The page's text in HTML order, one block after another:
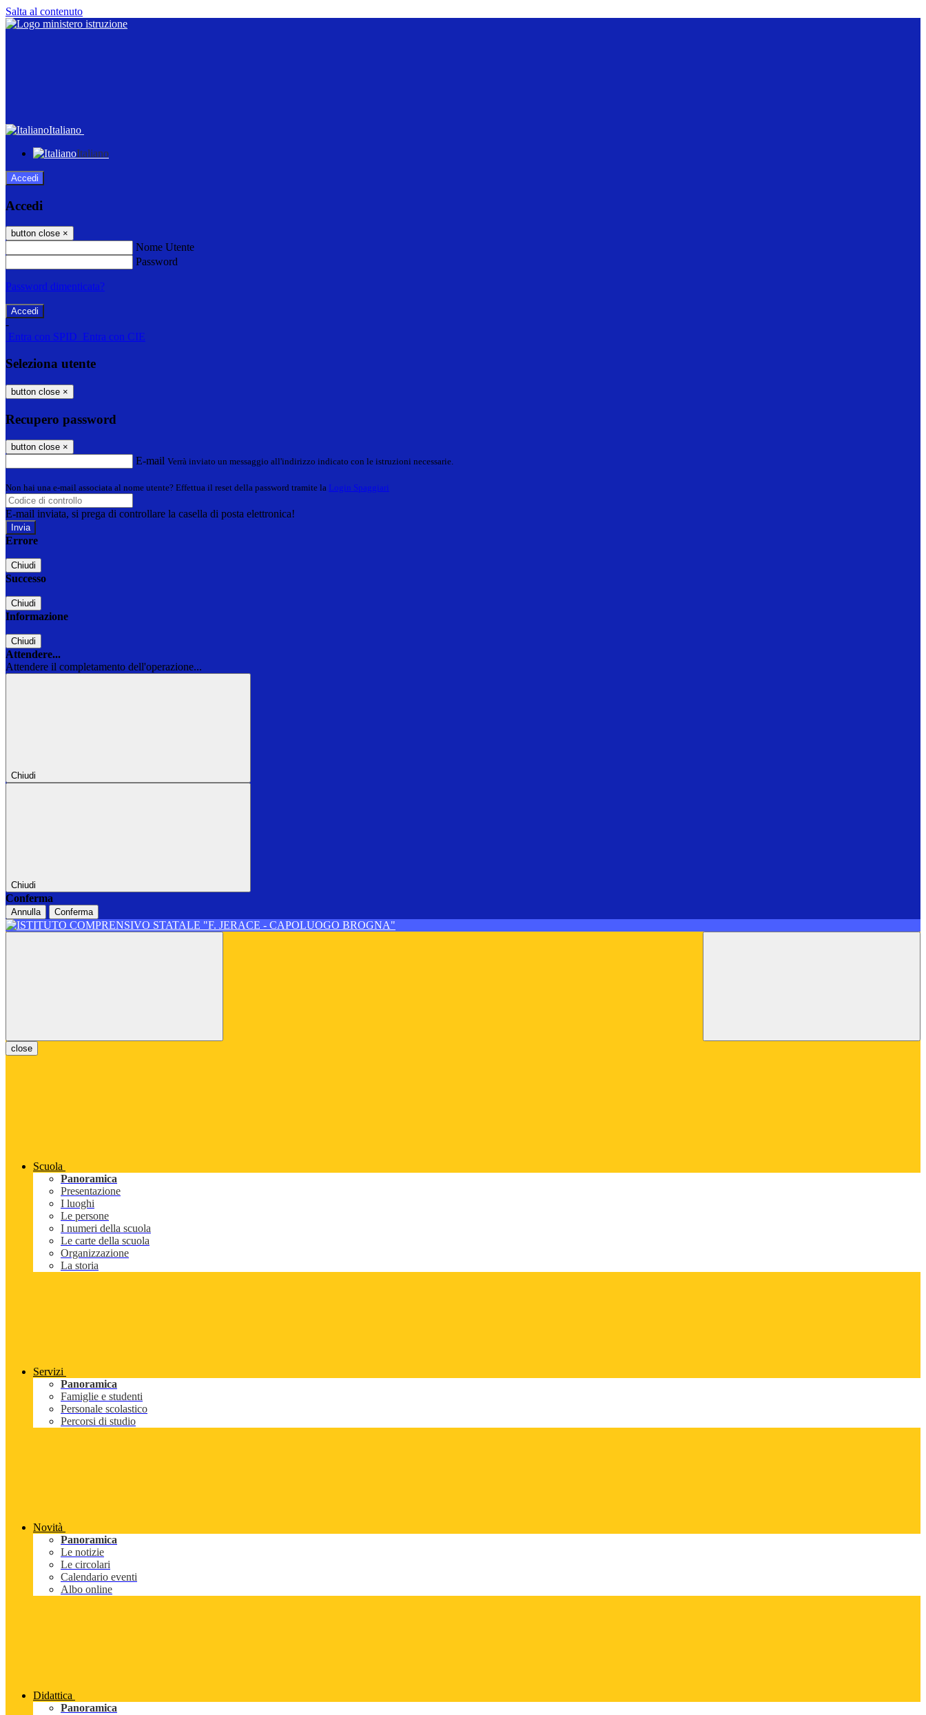
Salta al contenuto
Italiano
Italiano
Accedi
Accedi
button close ×
Nome Utente
Password
Password dimenticata?
-
Entra con SPID Entra con CIE
Seleziona utente
button close ×
Recupero password
button close ×
E-mail Verrà inviato un messaggio all'indirizzo indicato con le istruzioni necessarie.
Non hai una e-mail associata al nome utente? Effettua il reset della password tramite la Login Spaggiari
E-mail inviata, si prega di controllare la casella di posta elettronica!
Errore
Chiudi
Successo
Chiudi
Informazione
Chiudi
Attendere...
Attendere il completamento dell'operazione...
Chiudi
Chiudi
Conferma
Annulla Conferma
close
Scuola
Panoramica
Presentazione
I luoghi
Le persone
I numeri della scuola
Le carte della scuola
Organizzazione
La storia
Servizi
Panoramica
Famiglie e studenti
Personale scolastico
Percorsi di studio
Novità
Panoramica
Le notizie
Le circolari
Calendario eventi
Albo online
Didattica
Panoramica